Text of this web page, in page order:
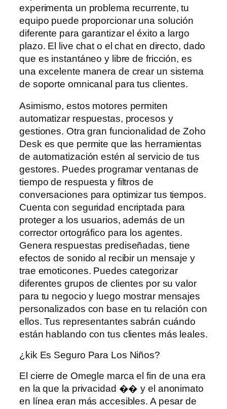
experimenta un problema recurrente, tu
equipo puede proporcionar una solución
diferente para garantizar el éxito a largo
plazo. El live chat o el chat en directo, dado
que es instantáneo y libre de fricción, es
una excelente manera de crear un sistema
de soporte omnicanal para tus clientes.
Asimismo, estos motores permiten
automatizar respuestas, procesos y
gestiones. Otra gran funcionalidad de Zoho
Desk es que permite que las herramientas
de automatización estén al servicio de tus
gestores. Puedes programar ventanas de
tiempo de respuesta y filtros de
conversaciones para optimizar tus tiempos.
Cuenta con seguridad encriptada para
proteger a los usuarios, además de un
corrector ortográfico para los agentes.
Genera respuestas prediseñadas, tiene
efectos de sonido al recibir un mensaje y
trae emoticones. Puedes categorizar
diferentes grupos de clientes por su valor
para tu negocio y luego mostrar mensajes
personalizados con base ​​en tu relación con
ellos. Tus representantes sabrán cuándo
están hablando con tus clientes más leales.
¿kik Es Seguro Para Los Niños?
El cierre de Omegle marca el fin de una era
en la que la privacidad �� y el anonimato
en línea eran más accesibles. A pesar de